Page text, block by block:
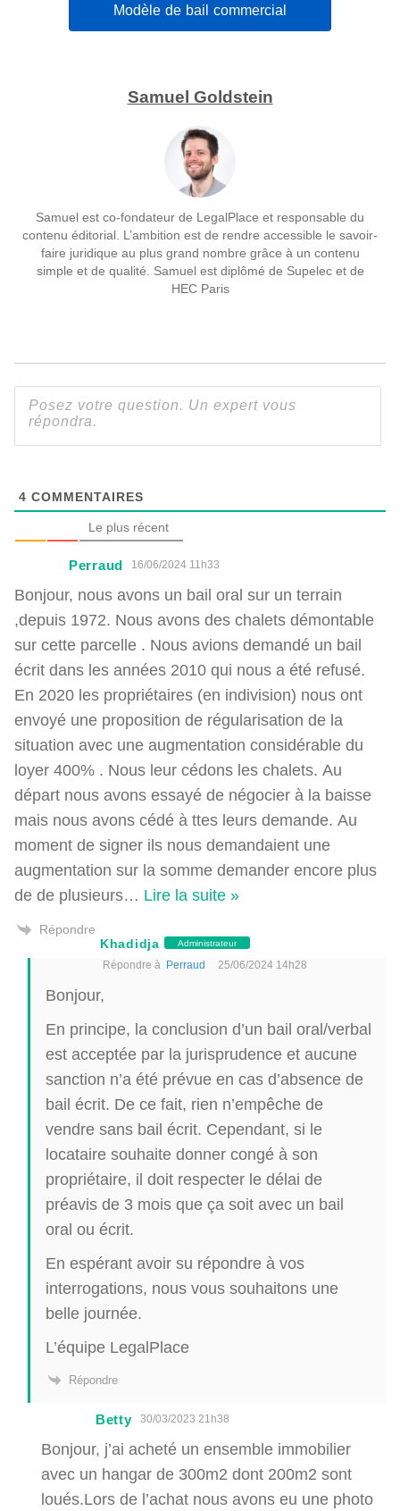
Modèle de bail commercial
Samuel Goldstein
Samuel est co-fondateur de LegalPlace et responsable du
contenu éditorial. L’ambition est de rendre accessible le savoir-
faire juridique au plus grand nombre grâce à un contenu
simple et de qualité. Samuel est diplômé de Supelec et de
HEC Paris
4 COMMENTAIRES
Le plus récent
Perraud 16/06/2024 11h33
Bonjour, nous avons un bail oral sur un terrain
,depuis 1972. Nous avons des chalets démontable
sur cette parcelle . Nous avions demandé un bail
écrit dans les années 2010 qui nous a été refusé.
En 2020 les propriétaires (en indivision) nous ont
envoyé une proposition de régularisation de la
situation avec une augmentation considérable du
loyer 400% . Nous leur cédons les chalets. Au
départ nous avons essayé de négocier à la baisse
mais nous avons cédé à ttes leurs demande. Au
moment de signer ils nous demandaient une
augmentation sur la somme demander encore plus
de de plusieurs… Lire la suite »
Répondre
Khadidja
Administrateur
Répondre à Perraud 25/06/2024 14h28
Bonjour,
En principe, la conclusion d’un bail oral/verbal
est acceptée par la jurisprudence et aucune
sanction n’a été prévue en cas d’absence de
bail écrit. De ce fait, rien n’empêche de
vendre sans bail écrit. Cependant, si le
locataire souhaite donner congé à son
propriétaire, il doit respecter le délai de
préavis de 3 mois que ça soit avec un bail
oral ou écrit.
En espérant avoir su répondre à vos
interrogations, nous vous souhaitons une
belle journée.
L’équipe LegalPlace
Répondre
Betty 30/03/2023 21h38
Bonjour, j’ai acheté un ensemble immobilier
avec un hangar de 300m2 dont 200m2 sont
loués.Lors de l’achat nous avons eu une photo